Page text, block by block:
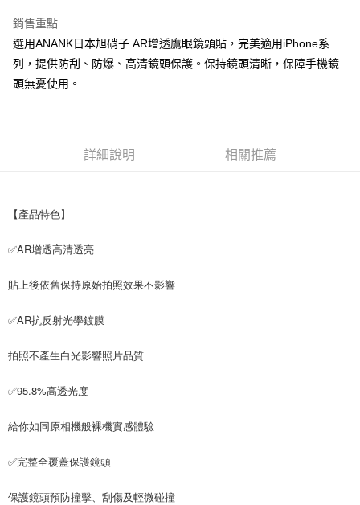
每筆NT$65，滿NT$690(含以上)免運費
7-11取貨付款
每筆NT$65，滿NT$690(含以上)免運費
銷售重點
選用ANANK日本旭硝子 AR增透鷹眼鏡頭貼，完美適用iPhone系
列，提供防刮、防爆、高清鏡頭保護。保持鏡頭清晰，保障手機鏡
頭無憂使用。
詳細說明 相關推薦
【產品特色】
✅AR增透高清透亮
貼上後依舊保持原始拍照效果不影響
✅AR抗反射光學鍍膜
拍照不產生白光影響照片品質
✅95.8%高透光度
給你如同原相機般裸機實感體驗
✅完整全覆蓋保護鏡頭
保護鏡頭預防撞擊、刮傷及輕微碰撞